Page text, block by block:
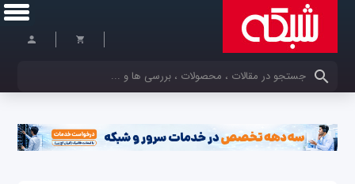
کلمات کلیدی خود را وارد کنید